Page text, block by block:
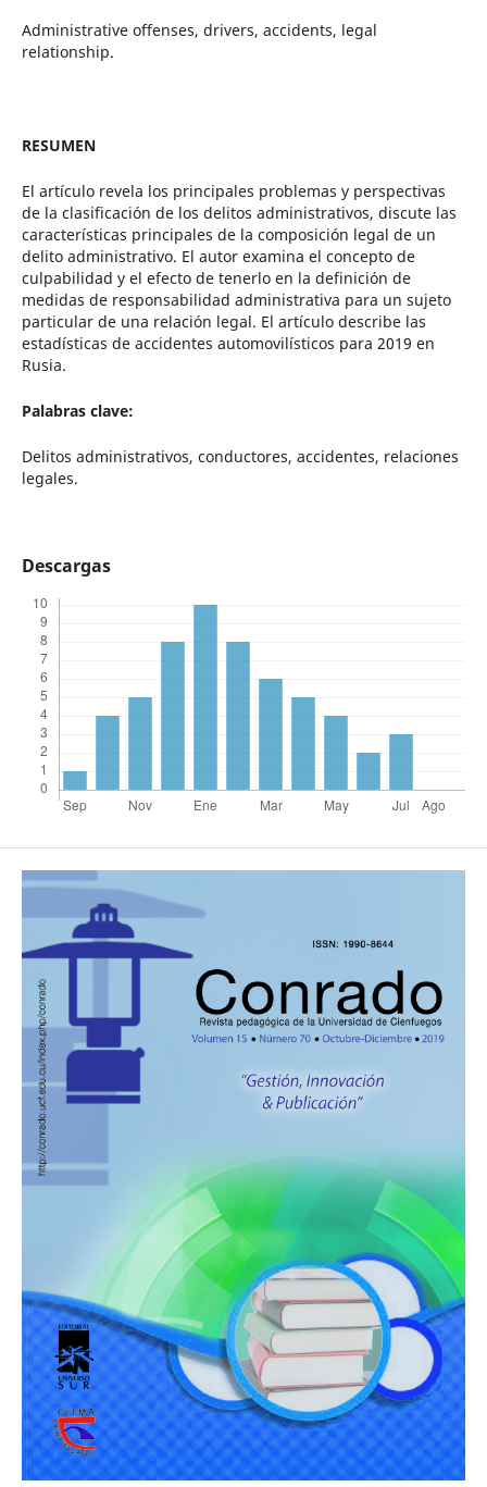
Administrative offenses, drivers, accidents, legal
relationship.
RESUMEN
El artículo revela los principales problemas y perspectivas
de la clasificación de los delitos administrativos, discute las
características principales de la composición legal de un
delito administrativo. El autor examina el concepto de
culpabilidad y el efecto de tenerlo en la definición de
medidas de responsabilidad administrativa para un sujeto
particular de una relación legal. El artículo describe las
estadísticas de accidentes automovilísticos para 2019 en
Rusia.
Palabras clave:
Delitos administrativos, conductores, accidentes, relaciones
legales.
Descargas